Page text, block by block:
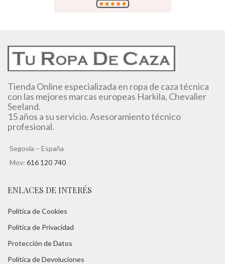
Tienda Online especializada en ropa de caza técnica
con las mejores marcas europeas Harkila, Chevalier
Seeland.
15 años a su servicio. Asesoramiento técnico
profesional.
Segovia – España
Mov: 616 120 740
ENLACES DE INTERÉS
Política de Cookies
Política de Privacidad
Protección de Datos
Política de Devoluciones